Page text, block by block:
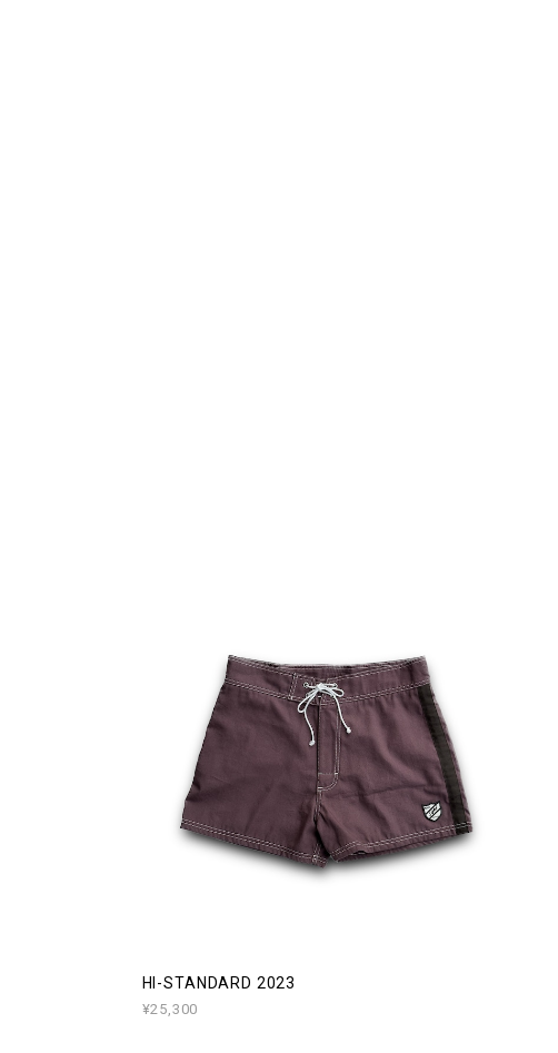
HI-STANDARD 2023
¥25,300